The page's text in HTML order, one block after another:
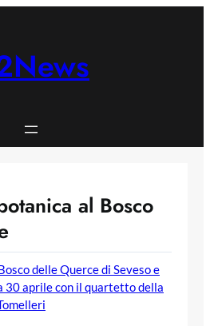
al Bosco